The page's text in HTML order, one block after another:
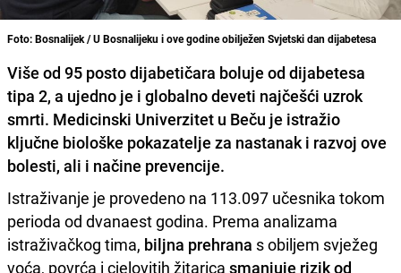
Foto: Bosnalijek / U Bosnalijeku i ove godine obilježen Svjetski dan dijabetesa
Više od 95 posto dijabetičara boluje od dijabetesa
tipa 2, a ujedno je i globalno deveti najčešći uzrok
smrti. Medicinski Univerzitet u Beču je istražio
ključne biološke pokazatelje za nastanak i razvoj ove
bolesti, ali i načine prevencije.
Istraživanje je provedeno na 113.097 učesnika tokom
perioda od dvanaest godina. Prema analizama
istraživačkog tima, biljna prehrana s obiljem svježeg
voća, povrća i cjelovitih žitarica smanjuje rizik od